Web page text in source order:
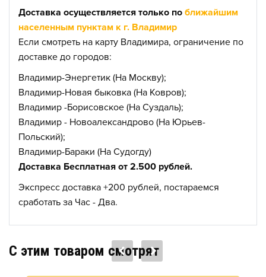
Доставка осуществляется только по ближайшим
населенным пунктам к г. Владимир
Если смотреть на карту Владимира, ограничение по
доставке до городов:
Владимир-Энергетик (На Москву);
Владимир-Новая быковка (На Ковров);
Владимир -Борисовское (На Суздаль);
Владимир - Новоалександрово (На Юрьев-
Польский);
Владимир-Бараки (На Судогду)
Доставка Бесплатная от 2.500 рублей.
Экспресс доставка +200 рублей, постараемся
сработать за Час - Два.
C этим товаром смотрят